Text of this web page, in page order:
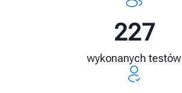
327
wykonanych testów